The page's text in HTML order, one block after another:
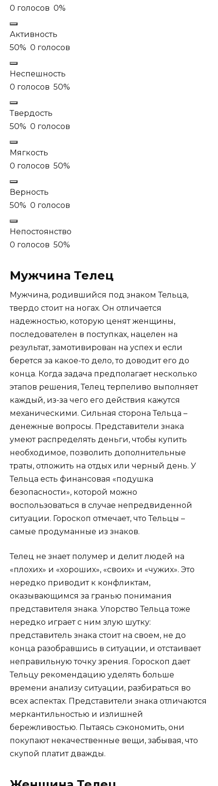
0 голосов 0%
Активность
50% 0 голосов
Неспешность
0 голосов 50%
Твердость
50% 0 голосов
Мягкость
0 голосов 50%
Верность
50% 0 голосов
Непостоянство
0 голосов 50%
Мужчина Телец
Мужчина, родившийся под знаком Тельца,
твердо стоит на ногах. Он отличается
надежностью, которую ценят женщины,
последователен в поступках, нацелен на
результат, замотивирован на успех и если
берется за какое-то дело, то доводит его до
конца. Когда задача предполагает несколько
этапов решения, Телец терпеливо выполняет
каждый, из-за чего его действия кажутся
механическими. Сильная сторона Тельца –
денежные вопросы. Представители знака
умеют распределять деньги, чтобы купить
необходимое, позволить дополнительные
траты, отложить на отдых или черный день. У
Тельца есть финансовая «подушка
безопасности», которой можно
воспользоваться в случае непредвиденной
ситуации. Гороскоп отмечает, что Тельцы –
самые продуманные из знаков.
Телец не знает полумер и делит людей на
«плохих» и «хороших», «своих» и «чужих». Это
нередко приводит к конфликтам,
оказывающимся за гранью понимания
представителя знака. Упорство Тельца тоже
нередко играет с ним злую шутку:
представитель знака стоит на своем, не до
конца разобравшись в ситуации, и отстаивает
неправильную точку зрения. Гороскоп дает
Тельцу рекомендацию уделять больше
времени анализу ситуации, разбираться во
всех аспектах. Представители знака отличаются
меркантильностью и излишней
бережливостью. Пытаясь сэкономить, они
покупают некачественные вещи, забывая, что
скупой платит дважды.